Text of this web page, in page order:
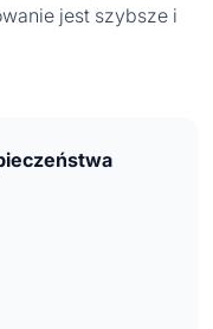
jest szybsze i